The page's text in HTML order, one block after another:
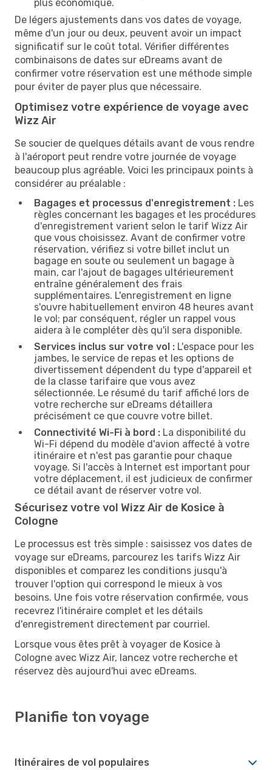
plus économique.
De légers ajustements dans vos dates de voyage,
même d'un jour ou deux, peuvent avoir un impact
significatif sur le coût total. Vérifier différentes
combinaisons de dates sur eDreams avant de
confirmer votre réservation est une méthode simple
pour éviter de payer plus que nécessaire.
Optimisez votre expérience de voyage avec
Wizz Air
Se soucier de quelques détails avant de vous rendre
à l'aéroport peut rendre votre journée de voyage
beaucoup plus agréable. Voici les principaux points à
considérer au préalable :
Bagages et processus d'enregistrement : Les
règles concernant les bagages et les procédures
d'enregistrement varient selon le tarif Wizz Air
que vous choisissez. Avant de confirmer votre
réservation, vérifiez si votre billet inclut un
bagage en soute ou seulement un bagage à
main, car l'ajout de bagages ultérieurement
entraîne généralement des frais
supplémentaires. L'enregistrement en ligne
s'ouvre habituellement environ 48 heures avant
le vol; par conséquent, régler un rappel vous
aidera à le compléter dès qu'il sera disponible.
Services inclus sur votre vol : L'espace pour les
jambes, le service de repas et les options de
divertissement dépendent du type d'appareil et
de la classe tarifaire que vous avez
sélectionnée. Le résumé du tarif affiché lors de
votre recherche sur eDreams détaillera
précisément ce que couvre votre billet.
Connectivité Wi-Fi à bord : La disponibilité du
Wi-Fi dépend du modèle d'avion affecté à votre
itinéraire et n'est pas garantie pour chaque
voyage. Si l'accès à Internet est important pour
votre déplacement, il est judicieux de confirmer
ce détail avant de réserver votre vol.
Sécurisez votre vol Wizz Air de Kosice à
Cologne
Le processus est très simple : saisissez vos dates de
voyage sur eDreams, parcourez les tarifs Wizz Air
disponibles et comparez les conditions jusqu'à
trouver l'option qui correspond le mieux à vos
besoins. Une fois votre réservation confirmée, vous
recevrez l'itinéraire complet et les détails
d'enregistrement directement par courriel.
Lorsque vous êtes prêt à voyager de Kosice à
Cologne avec Wizz Air, lancez votre recherche et
réservez dès aujourd'hui avec eDreams.
Planifie ton voyage
Itinéraires de vol populaires